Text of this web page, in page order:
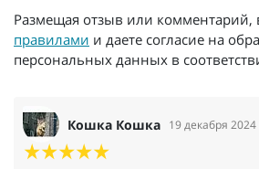
Размещая отзыв или комментарий,
правилами и даете согласие на
персональных данных в
Кошка Кошка 19 декабря 2024